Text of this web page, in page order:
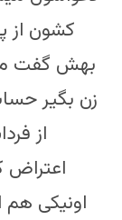
کشون از
بهش گفت
زن بگیر
از
اعتراض
اونیکی هم